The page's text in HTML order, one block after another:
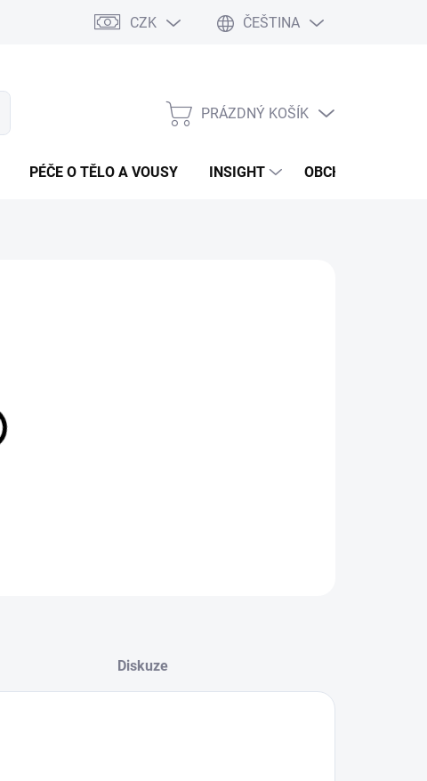
CZK ČEŠTINA
NÁKUPNÍ
PRÁZDNÝ KOŠÍK
PÉČE O TĚLO A VOUSY INSIGHT OBCHODNÍ
12.08.2026
Diskuze